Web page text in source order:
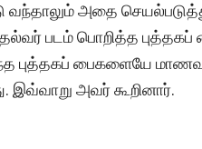
அதை
படம் பொறித்த
புத்தகப் பைகளையே
இவ்வாறு அவர் கூறினார்.